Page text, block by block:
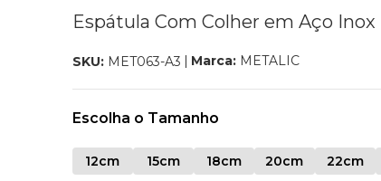
Espátula Com Colher em Aço Inox
SKU:MET063-A3 Marca: METALIC
Escolha o Tamanho
12cm 15cm 18cm 20cm 22cm